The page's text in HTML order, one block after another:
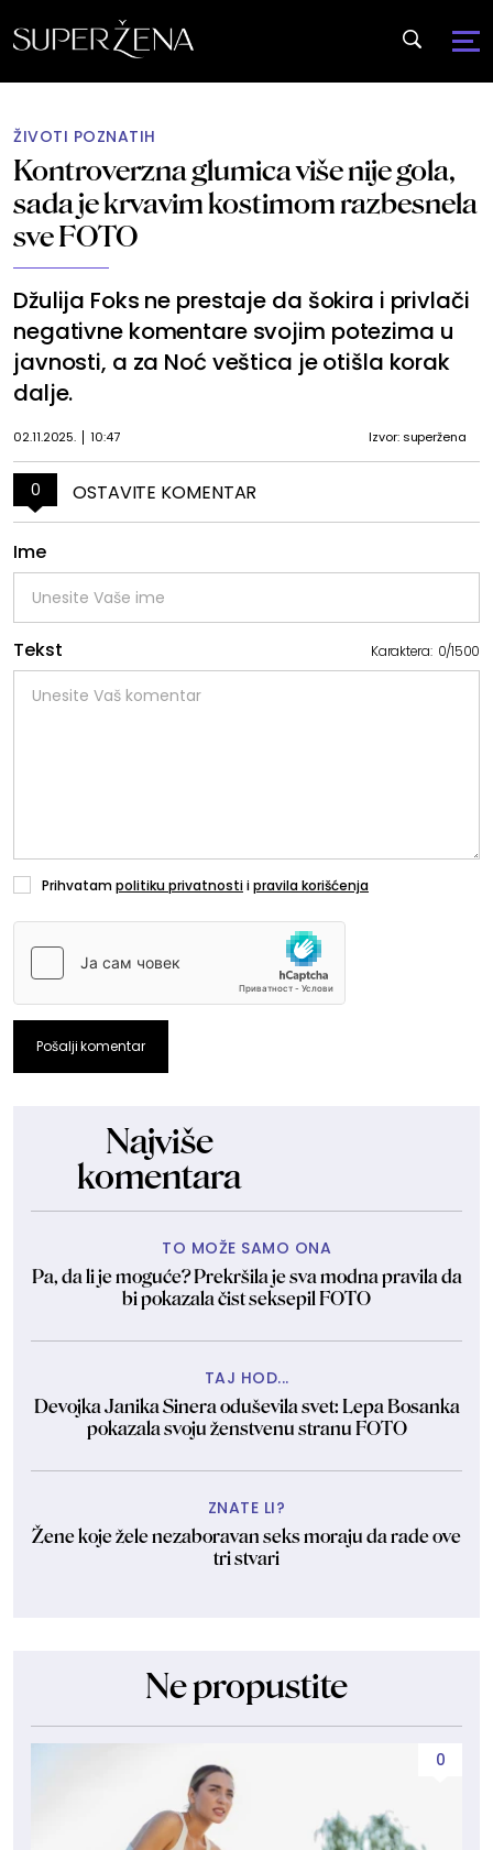
ŽIVOTI POZNATIH
Kontroverzna glumica više nije gola,
sada je krvavim kostimom razbesnela
sve FOTO
Džulija Foks ne prestaje da šokira i privlači
negativne komentare svojim potezima u
javnosti, a za Noć veštica je otišla korak
dalje.
02.11.2025. 10:47 Izvor: superžena
0 OSTAVITE KOMENTAR
Ime
Tekst Karaktera: 0/1500
Prihvatampolitiku privatnostiipravila korišćenja
Pošalji komentar
Najviše
komentara
TO MOŽE SAMO ONA
Pa, da li je moguće? Prekršila je sva modna pravila da
bi pokazala čist seksepil FOTO
TAJ HOD...
Devojka Janika Sinera oduševila svet: Lepa Bosanka
pokazala svoju ženstvenu stranu FOTO
ZNATE LI?
Žene koje žele nezaboravan seks moraju da rade ove
tri stvari
Ne propustite
0